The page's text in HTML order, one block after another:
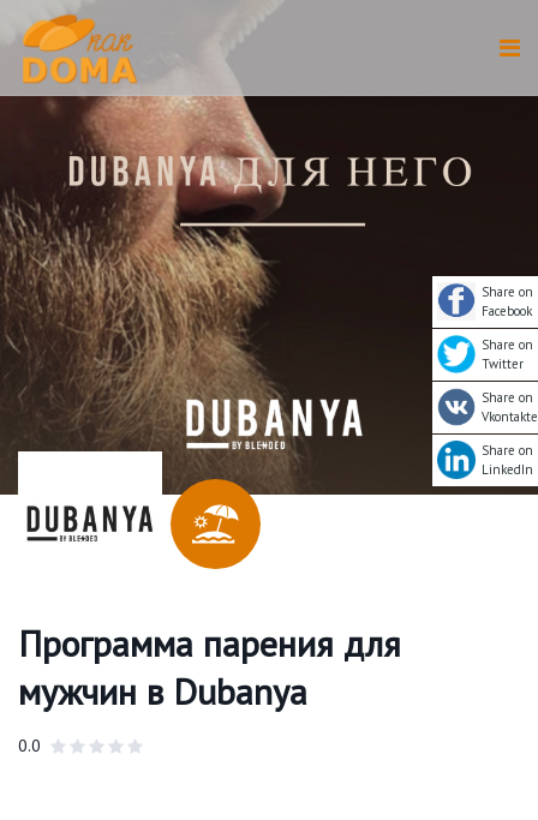
Программа парения для
мужчин в Dubanya
0.0
Share on
Facebook
Share on
Twitter
Share on
Vkontakte
Share on
LinkedIn